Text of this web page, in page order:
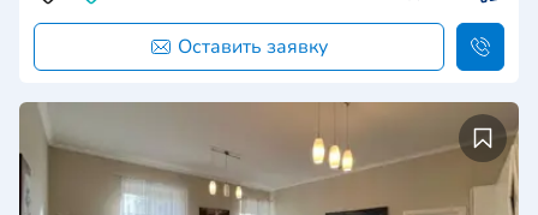
Оставить заявку